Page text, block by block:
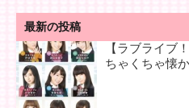
最新の投稿
【ラブライブ
ちゃくちゃ懐